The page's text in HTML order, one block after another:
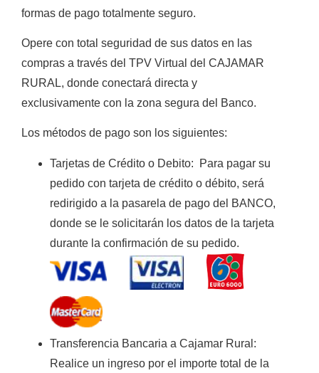
formas de pago totalmente seguro.
Opere con total seguridad de sus datos en las
compras a través del TPV Virtual del CAJAMAR
RURAL, donde conectará directa y
exclusivamente con la zona segura del Banco.
Los métodos de pago son los siguientes:
Tarjetas de Crédito o Debito:
Para pagar su
pedido con tarjeta de crédito o débito, será
redirigido a la pasarela de pago del BANCO,
donde se le solicitarán los datos de la tarjeta
durante la confirmación de su pedido.
Transferencia Bancaria a Cajamar Rura l:
Realice un ingreso por el importe total de la